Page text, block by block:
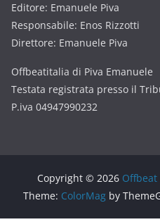
Editore: Emanuele Piva
Responsabile: Enos Rizzotti
Direttore: Emanuele Piva
Offbeatitalia di Piva Emanuele
Testata registrata presso il
P.iva 04947990232
Copyright © 2026 Offbeat
Theme: ColorMag by